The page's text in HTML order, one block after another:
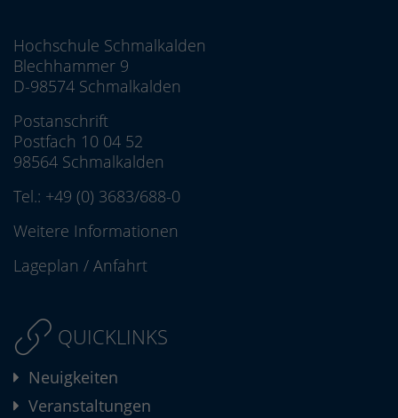
Hochschule Schmalkalden
Blechhammer 9
D-98574 Schmalkalden
Postanschrift
Postfach 10 04 52
98564 Schmalkalden
Tel.: +49 (0) 3683/688-0
Weitere Informationen
Lageplan / Anfahrt
QUICKLINKS
Neuigkeiten
Veranstaltungen